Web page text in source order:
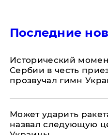
Последние
Исторический
Сербии в честь
прозвучал гимн
Может ударить
назвал следующую